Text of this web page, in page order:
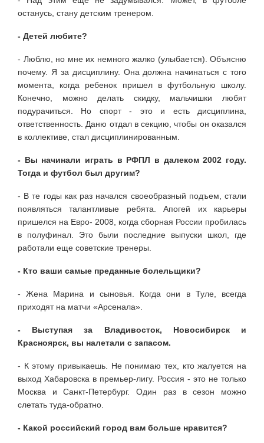
останусь, стану детским тренером.
- Детей любите?
- Люблю, но мне их немного жалко (улыбается). Объясню
почему. Я за дисциплину. Она должна начинаться с того
момента, когда ребенок пришел в футбольную школу.
Конечно, можно делать скидку, мальчишки любят
подурачиться. Но спорт - это и есть дисциплина,
ответственность. Даню отдал в секцию, чтобы он оказался
в коллективе, стал дисциплинированным.
- Вы начинали играть в РФПЛ в далеком 2002 году.
Тогда и футбол был другим?
- В те годы как раз начался своеобразный подъем, стали
появляться талантливые ребята. Апогей их карьеры
пришелся на Евро- 2008, когда сборная России пробилась
в полуфинал. Это были последние выпуски школ, где
работали еще советские тренеры.
- Кто ваши самые преданные болельщики?
- Жена Марина и сыновья. Когда они в Туле, всегда
приходят на матчи «Арсенала».
- Выступая за Владивосток, Новосибирск и
Красноярск, вы налетали с запасом.
- К этому привыкаешь. Не понимаю тех, кто жалуется на
выход Хабаровска в премьер-лигу. Россия - это не только
Москва и Санкт-Петербург. Один раз в сезон можно
слетать туда-обратно.
- Какой российский город вам больше нравится?